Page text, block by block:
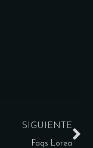
SIGUIENTE
Faqs Lorea